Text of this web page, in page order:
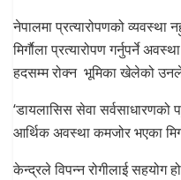
नेपालमा प्रत्यारोपणको व्यवस्था
मिर्गाैला प्रत्यारोपण गर्नुपर्ने
हदसम्म रोक्न भूमिका खेलेको
‘डायलासिस सेवा
आर्थिक अवस्था कमजोर भएका
केन्द्रले विपन्न रोगीलाई